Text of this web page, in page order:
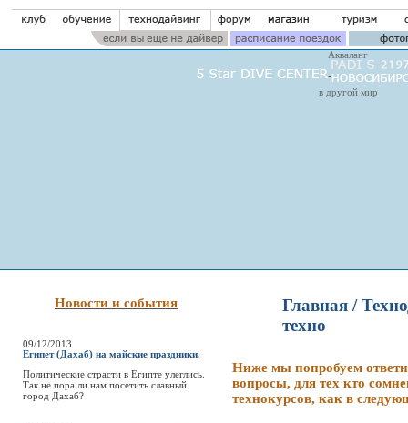
Акваланг
в другой мир
Новости и события
09/12/2013
Египет (Дахаб) на майские праздники.
Политические страсти в Египте улеглись.
Так не пора ли нам посетить славный
город Дахаб?
Главная /
техно
Ниже мы попробуем
вопросы, для тех кто
технокурсов, как в